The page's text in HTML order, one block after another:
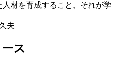
材を育成すること。それが学
夫
ス